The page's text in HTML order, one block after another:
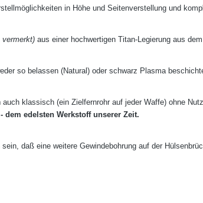
in Höhe und Seitenverstellung und
vermerkt) aus einer hochwertigen Titan-Legierung aus
so belassen (Natural) oder schwarz Plasma
klassisch (ein Zielfernrohr auf jeder Waffe) ohne
edelsten Werkstoff unserer Zeit.
daß eine weitere Gewindebohrung auf der